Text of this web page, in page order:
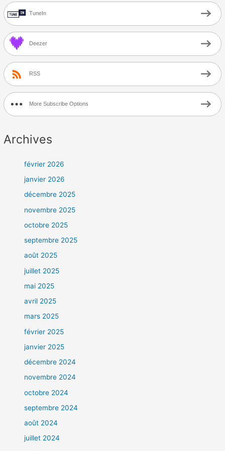
TuneIn
Deezer
RSS
More Subscribe Options
Archives
février 2026
janvier 2026
décembre 2025
novembre 2025
octobre 2025
septembre 2025
août 2025
juillet 2025
mai 2025
avril 2025
mars 2025
février 2025
janvier 2025
décembre 2024
novembre 2024
octobre 2024
septembre 2024
août 2024
juillet 2024